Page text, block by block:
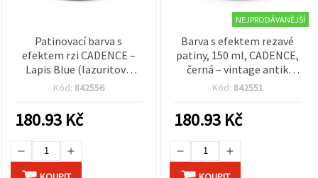
Patinovací barva s
efektem rzi CADENCE –
Lapis Blue (lazuritově
modrá), 150 ml | DIY
dekorace, vintage rezavý
vzhled
Kód: 842556
180.93 Kč
NEJPRODÁVANĚJŠÍ
Barva s efektem rezavé
patiny, 150 ml, CADENCE,
černá – vintage antik
efekt pro umění, hobby,
dekorace
Kód: 842551
180.93 Kč